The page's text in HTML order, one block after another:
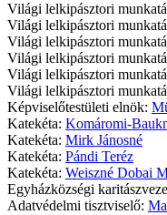
Világi lelkipásztori
Világi lelkipásztori
Világi lelkipásztori
Világi lelkipásztori
Világi lelkipásztori
Világi lelkipásztori
Képviselőtestületi elnök:
Katekéta: Komáromi-
Katekéta: Mirk Jánosné
Katekéta: Pándi Teréz
Katekéta: Weiszné Dobai
Egyházközségi
Adatvédelmi tisztviselő: